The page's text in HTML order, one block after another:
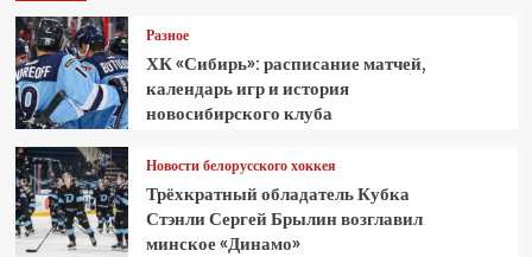
Разное
ХК «Сибирь»: расписание матчей,
календарь игр и история
новосибирского клуба
Новости белорусского хоккея
Трёхкратный обладатель Кубка
Стэнли Сергей Брылин возглавил
минское «Динамо»